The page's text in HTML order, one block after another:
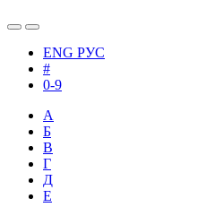
ENG РУС
#
0-9
А
Б
В
Г
Д
Е